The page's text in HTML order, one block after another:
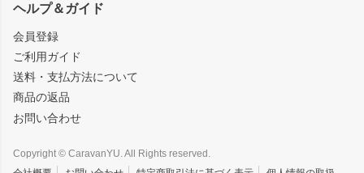
ヘルプ＆ガイド
会員登録
ご利用ガイド
送料・支払方法について
商品の返品
お問い合わせ
Copyright © CaravanYU. All Rights reserved.